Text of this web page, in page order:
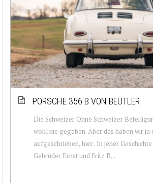
PORSCHE 356 B VON BEUTLER
Die Schweizer Ohne Schweizer
wohl nie gegeben. Aber das haben wir
aufgeschrieben, hier . In jener
Gebrüder Ernst und Fritz B...